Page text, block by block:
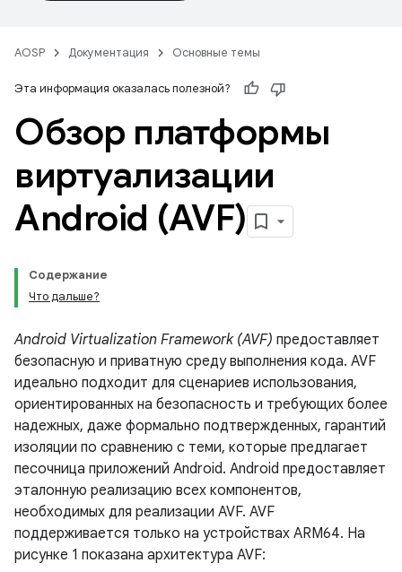
AOSP Документация Основные темы
Эта информация оказалась полезной?
Обзор платформы
виртуализации
Android (AVF)
Содержание
Что дальше?
Android Virtualization Framework (AVF) предоставляет
безопасную и приватную среду выполнения кода. AVF
идеально подходит для сценариев использования,
ориентированных на безопасность и требующих более
надежных, даже формально подтвержденных, гарантий
изоляции по сравнению с теми, которые предлагает
песочница приложений Android. Android предоставляет
эталонную реализацию всех компонентов,
необходимых для реализации AVF. AVF
поддерживается только на устройствах ARM64. На
рисунке 1 показана архитектура AVF: